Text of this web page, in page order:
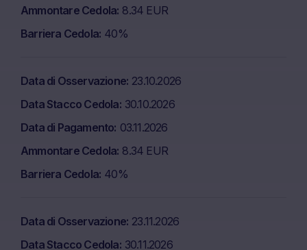
Ammontare Cedola 8.34 EUR
Barriera Cedola 40%
Data di Osservazione 23.10.2026
Data Stacco Cedola 30.10.2026
Data di Pagamento 03.11.2026
Ammontare Cedola 8.34 EUR
Barriera Cedola 40%
Data di Osservazione 23.11.2026
Data Stacco Cedola 30.11.2026